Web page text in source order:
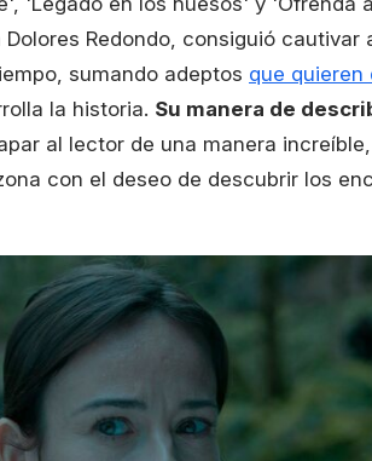
Redondo, consiguió
sumando adeptos que quieren
la historia. Su manera de
al lector de una manera
con el deseo de descubrir los